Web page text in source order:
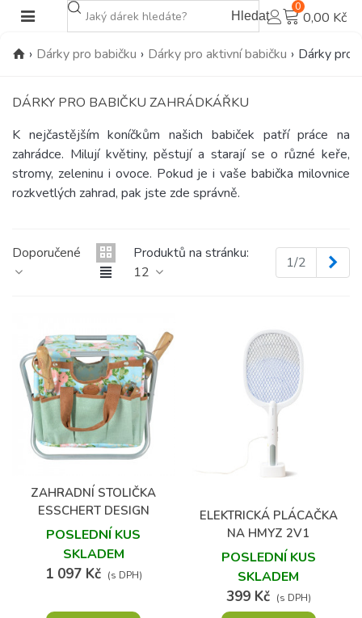
Hledat
0
0,00 Kč
› Dárky pro babičku › Dárky pro aktivní babičku › Dárky pro
DÁRKY PRO BABIČKU ZAHRÁDKÁŘKU
K nejčastějším koníčkům našich babiček patří práce na
zahrádce. Milují květiny, pěstují a starají se o různé keře,
stromy, zeleninu i ovoce. Pokud je i vaše babička milovnice
rozkvetlých zahrad, pak jste zde správně.
Doporučené
Produktů na stránku:
12
1/2
ZAHRADNÍ STOLIČKA
ESSCHERT DESIGN
POSLEDNÍ KUS
SKLADEM
1 097 Kč (s DPH)
ELEKTRICKÁ PLÁCAČKA
NA HMYZ 2V1
POSLEDNÍ KUS
SKLADEM
399 Kč (s DPH)